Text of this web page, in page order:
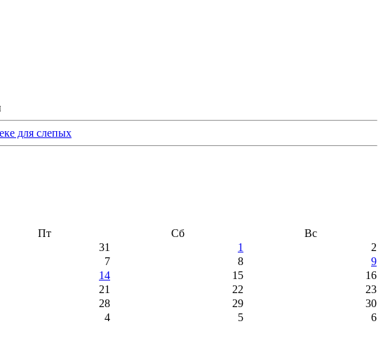
Пт Сб
Вс
31 1
2
7 8
9
14 15
16
21 22
23
28 29
30
4 5 6